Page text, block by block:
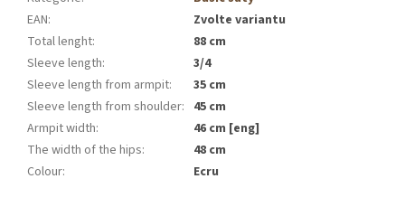
EAN:
Zvolte variantu
Total lenght:
88 cm
Sleeve length:
3/4
Sleeve length from armpit:
35 cm
Sleeve length from shoulder: 45 cm
Armpit width:
46 cm [eng]
The width of the hips:
48 cm
Colour: Ecru